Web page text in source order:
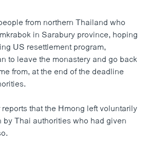
ວ
from northern Thailand who
in Sarabury province, hoping
US resettlement program,
to leave the monastery and go back
from, at the end of the deadline
that the Hmong left voluntarily
by Thai authorities who had given